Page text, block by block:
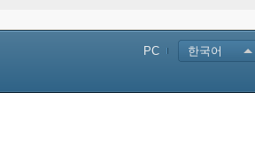
PC 한국어